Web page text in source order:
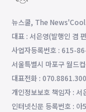
뉴스쿨, The News'Cool
대표 : 서은영(발행인 겸
사업자등록번호 : 615-
서울특별시 마포구 월드
대표전화 :
개인정보보호 책임자 : 서
인터넷신문 등록번호 :